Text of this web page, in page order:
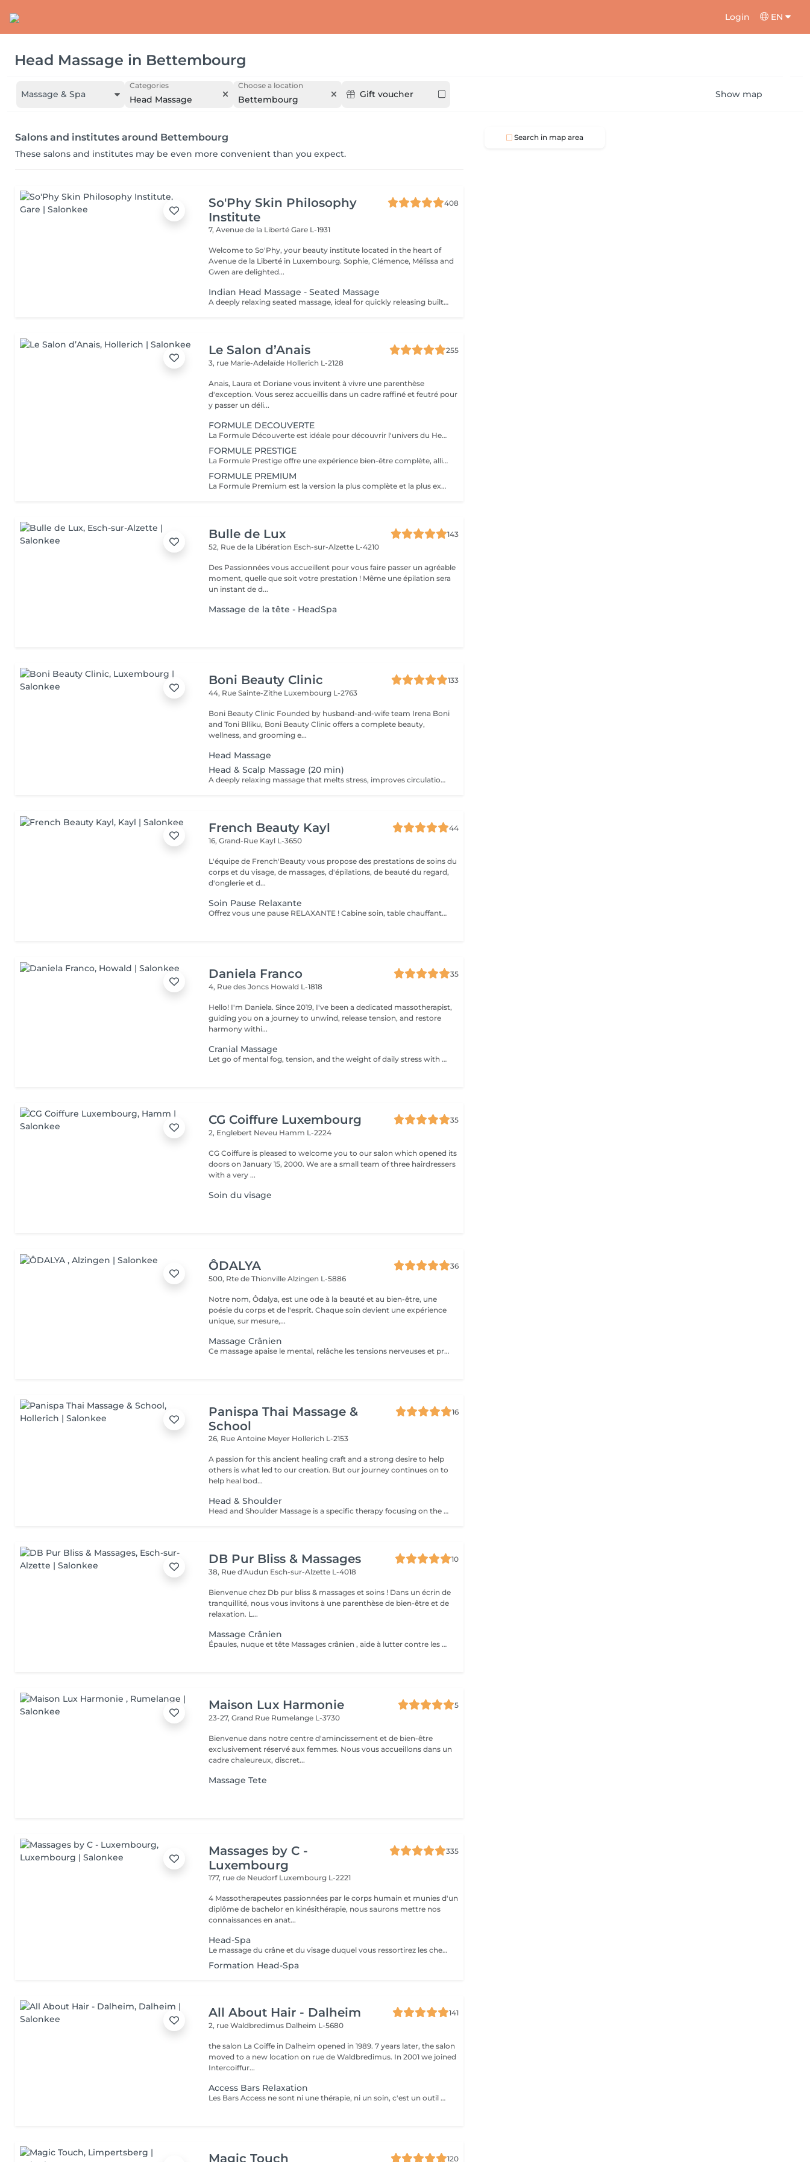
Login EN
Head Massage in Bettembourg
Massage & Spa
Categories
Head Massage
Choose a location
Bettembourg Gift voucher Show map
Salons and institutes around Bettembourg
These salons and institutes may be even more convenient than you expect.
So'Phy Skin Philosophy
Institute
408
7, Avenue de la LibertéGare L-1931
Welcome to So'Phy, your beauty institute located in the heart of
Avenue de la Liberté in Luxembourg. Sophie, Clémence, Mélissa and
Gwen are delighted...
Indian Head Massage - Seated Massage
A deeply relaxing seated massage, ideal for quickly releasing built-up tension. Inspired by Ayurvedic techniques, this treatment focuses on the upper back, shoulders, neck and scalp to relieve muscular tension and calm the nervous system. Through targeted movements, it provides an immediate feeling of lightness, promotes mental relaxation and improves overall rest. An ideal treatment for a quick and effective break, helping you release pressure and restore a sense of calm and balance.
Le Salon d’Anais
255
3, rue Marie-Adelaïde Hollerich L-2128
Anais, Laura et Doriane vous invitent à vivre une parenthèse
d'exception. Vous serez accueillis dans un cadre raffiné et feutré pour
y passer un déli...
FORMULE DECOUVERTE
La Formule Découverte est idéale pour découvrir l'univers du Head Spa et s'offrir un véritable moment de détente. Ce soin associe massage crânien par acupression, diffusion d'eau sous arche et ambiance sensorielle apaisante pour libérer les tensions et favoriser le lâcher-prise. Le cuir chevelu est revitalisé, l'esprit apaisé et les cheveux retrouvent douceur et légèreté. Le séchage des cheveux est inclus à la fin de la prestation. Parfaite pour une première expérience relaxante.
FORMULE PRESTIGE
La Formule Prestige offre une expérience bien-être complète, alliant soin du cuir chevelu, détente capillaire et soin du visage. Grâce à des techniques manuelles ciblées et à une atmosphère enveloppante, cette formule procure une relaxation profonde tout en sublimant la peau et les cheveux. Elle permet de relâcher les tensions, d'améliorer la circulation et de retrouver une sensation d'équilibre et d'harmonie. Le séchage des cheveux est inclus. Idéale pour s'accorder un moment de bien-être global.
FORMULE PREMIUM
La Formule Premium est la version la plus complète et la plus exclusive de l'expérience Head Spa. Elle reprend tous les bienfaits de la Formule Prestige, avec un soin visage complet, un soin capillaire approfondi et une relaxation globale, tout en y ajoutant un gommage du cuir chevelu, une diffusion de vapeur et un massage spécifique réalisé pendant le temps de pause. La vapeur permet d'optimiser l'efficacité des soins, de détendre les muscles en profondeur et de renforcer les bienfaits du massage crânien. Chaque étape est pensée pour offrir un moment d'exception, alliant performance, confort et lâcher-prise total. Le séchage des cheveux est inclus. Recommandée pour vivre l'expérience Head Spa dans sa version la plus luxueuse.
Bulle de Lux
143
52, Rue de la Libération Esch-sur-Alzette L-4210
Des Passionnées vous accueillent pour vous faire passer un agréable
moment, quelle que soit votre prestation ! Même une épilation sera
un instant de d...
Massage de la tête - HeadSpa
Boni Beauty Clinic
133
44, Rue Sainte-Zithe Luxembourg L-2763
Boni Beauty Clinic Founded by husband-and-wife team Irena Boni
and Toni Blliku, Boni Beauty Clinic offers a complete beauty,
wellness, and grooming e...
Head Massage
Head & Scalp Massage (20 min)
A deeply relaxing massage that melts stress, improves circulation, and leaves you recharged and focused. Indulge in luxury, even on your lunch break. Quick, effective treatments designed to refresh your face, mind, and mood all within 30 to 60 minutes. Ideal for: Professionals, busy moms, and anyone seeking a touch of luxury between meetings. Available weekdays from 11:30 to 14:30
French Beauty Kayl
44
16, Grand-Rue Kayl L-3650
L'équipe de French'Beauty vous propose des prestations de soins du
corps et du visage, de massages, d'épilations, de beauté du regard,
d'onglerie et d...
Soin Pause Relaxante
Offrez vous une pause RELAXANTE ! Cabine soin, table chauffante, massage crânien ou pieds ou mains ( 20 minutes ) sur fond sonore relaxant, service thé/café
Daniela Franco
35
4, Rue des Joncs Howald L-1818
Hello! I'm Daniela. Since 2019, I've been a dedicated massotherapist,
guiding you on a journey to unwind, release tension, and restore
harmony withi...
Cranial Massage
Let go of mental fog, tension, and the weight of daily stress with the Cranial Clarity Ritual calming head massage designed to clear your mind and soothe your nervous system. Through gentle pressure, intuitive touch, and mindful pacing, this ritual helps release built-up tension in the scalp, jaw, temples, and neck while encouraging deep mental stillness. This treatment is perfect for those seeking relief from headaches, mental fatigue, or emotional overload. Leave feeling lighter, clearer, and more groundedwith a renewed sense of mental space and inner serenity. For further questions please contact us.
CG Coiffure Luxembourg
35
2, Englebert Neveu Hamm L-2224
CG Coiffure is pleased to welcome you to our salon which opened its
doors on January 15, 2000. We are a small team of three hairdressers
with a very ...
Soin du visage
ÔDALYA
36
500, Rte de ThionvilleAlzingen L-5886
Notre nom, Ôdalya, est une ode à la beauté et au bien-être, une
poésie du corps et de l'esprit. Chaque soin devient une expérience
unique, sur mesure,...
Massage Crânien
Ce massage apaise le mental, relâche les tensions nerveuses et procure relaxation profonde et lâcher-prise.
Panispa Thai Massage &
School
16
26, Rue Antoine Meyer Hollerich L-2153
A passion for this ancient healing craft and a strong desire to help
others is what led to our creation. But our journey continues on to
help heal bod...
Head & Shoulder
Head and Shoulder Massage is a specific therapy focusing on the specific areas rather than the entire body. The massage helps to relieve tension in your muscles, improve circulation and reduce stress. This therapy is especially recommended for you if you work sitting down or at a desk all day. The focus on your back, head and shoulders helps you to relax and assists in the reduction of stress hormones in the muscles which can reduce the occurrence of tension related headaches. Other benefits that can be received from this therapy include: Improved sleep Reduction of neck-stiffness A general feeling of relaxation Improved circulation in your head
DB Pur Bliss & Massages
10
38, Rue d'Audun Esch-sur-Alzette L-4018
Bienvenue chez Db pur bliss & massages et soins ! Dans un écrin de
tranquillité, nous vous invitons à une parenthèse de bien-être et de
relaxation. L...
Massage Crânien
Épaules, nuque et tête Massages crânien , aide à lutter contre les migraines , tensions et douleurs cervicales, tensions musculaire des trapèzes liées aux stress et mauvaises postures . Soûlage et détend et apaiser .
Maison Lux Harmonie
5
23-27, Grand Rue Rumelange L-3730
Bienvenue dans notre centre d'amincissement et de bien-être
exclusivement réservé aux femmes. Nous vous accueillons dans un
cadre chaleureux, discret...
Massage Tete
Massages by C -
Luxembourg
335
177, rue de Neudorf Luxembourg L-2221
4 Massotherapeutes passionnées par le corps humain et munies d'un
diplôme de bachelor en kinésithérapie, nous saurons mettre nos
connaissances en anat...
Head-Spa
Le massage du crâne et du visage duquel vous ressortirez les cheveux propres. Association de l'utilisation du massage, de l'eau et de la vapeur afin de vous garantir une séance vraiment relaxante. Utilisation de l'huile essentielle adaptée à votre cuir chevelu après analyse. Contre-indications : Extentions, tissages et tresses plaquées. Attendre 72h après une coloration. Accord médical nécéssaire en cas de chimiothérapie/rémission. Merci de nous informer en cas de grossesse ou allaitement afin d'adapter les produits utilisés.
Formation Head-Spa
All About Hair - Dalheim
141
2, rue Waldbredimus Dalheim L-5680
the salon La Coiffe in Dalheim opened in 1989. 7 years later, the salon
moved to a new location on rue de Waldbredimus. In 2001 we joined
Intercoiffur...
Access Bars Relaxation
Les Bars Access ne sont ni une thérapie, ni un soin, c'est un outil qui favorise le fameux « lâcher-prise ». La stimulation de ces points entraîne un relâchement des blocages mentaux, provoque une relaxation intense et lorsque touchés doucement, ils relâchent sans effort, tout ce qui empêche de recevoir.
Magic Touch 120
Search in map area